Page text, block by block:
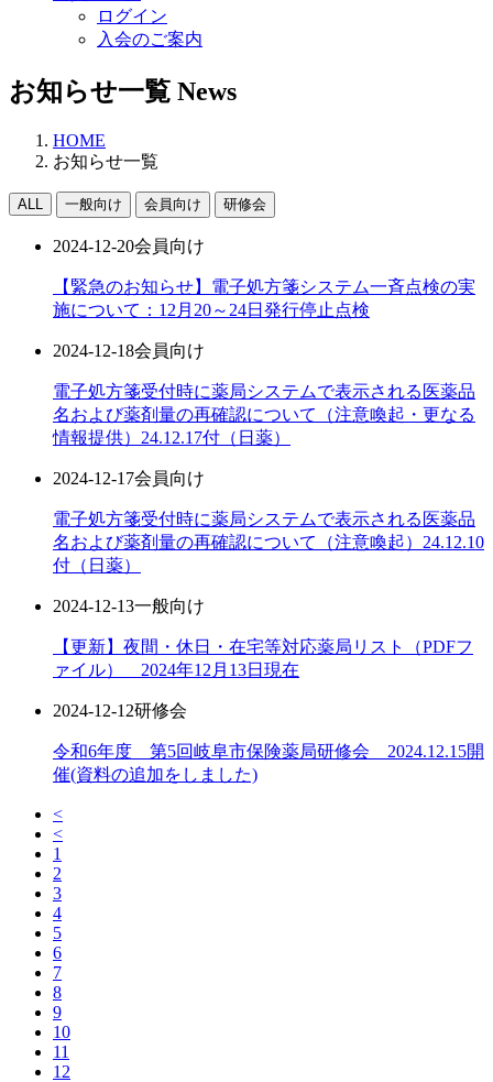
ログイン
入会のご案内
お知らせ一覧 News
HOME
お知らせ一覧
ALL 一般向け 会員向け 研修会
2024-12-20会員向け
【緊急のお知らせ】電子処方箋システム一斉点検の実
施について：12月20～24日発行停止点検
2024-12-18会員向け
電子処方箋受付時に薬局システムで表示される医薬品
名および薬剤量の再確認について（注意喚起・更なる
情報提供）24.12.17付（日薬）
2024-12-17会員向け
電子処方箋受付時に薬局システムで表示される医薬品
名および薬剤量の再確認について（注意喚起）24.12.10
付（日薬）
2024-12-13一般向け
【更新】夜間・休日・在宅等対応薬局リスト（PDFフ
ァイル） 2024年12月13日現在
2024-12-12研修会
令和6年度 第5回岐阜市保険薬局研修会 2024.12.15開
催(資料の追加をしました)
<
<
1
2
3
4
5
6
7
8
9
10
11
12